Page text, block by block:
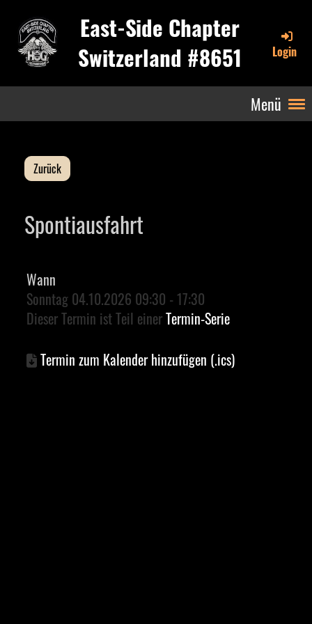
East-Side Chapter
Switzerland #8651
Login
Menü
Zurück
Spontiausfahrt
Wann
Sonntag 04.10.2026 09:30 - 17:30
Dieser Termin ist Teil einerTermin-Serie
Termin zum Kalender hinzufügen (.ics)